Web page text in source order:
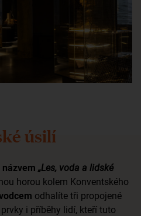
úsilí
„Les, voda a lidské
horou kolem Konventského
odhalíte tři propojené
i příběhy lidí, kteří tuto